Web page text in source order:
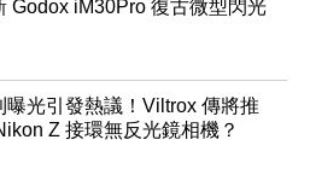
Godox iM30Pro 復古微型閃光
曝光引發熱議！Viltrox 傳將推
Z 接環無反光鏡相機？